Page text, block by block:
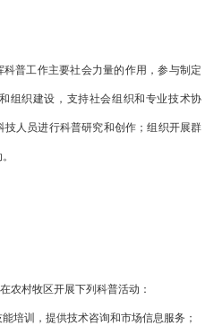
普工作主要社会力量的作用，参与制定
组织建设，支持社会组织和专业技术协
人员进行科普研究和创作；组织开展群
村牧区开展下列科普活动：
培训，提供技术咨询和市场信息服务；